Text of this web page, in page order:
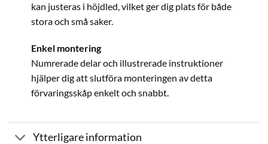
kan justeras i höjdled, vilket ger dig plats för både
stora och små saker.
Enkel montering
Numrerade delar och illustrerade instruktioner
hjälper dig att slutföra monteringen av detta
förvaringsskåp enkelt och snabbt.
Ytterligare information